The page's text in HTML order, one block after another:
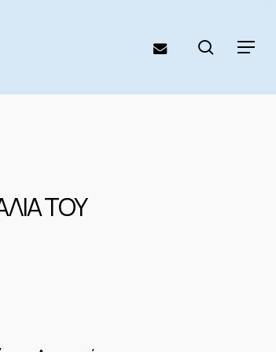
Menu
email search
ΤΟΥ